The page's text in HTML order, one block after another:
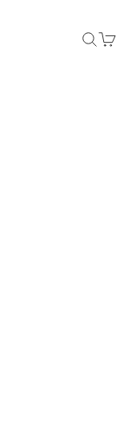
JAPAN
検索カー